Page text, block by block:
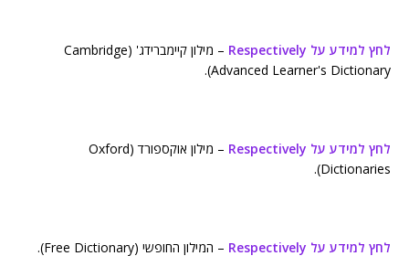
לחץ למידע על Respectively
– מילון קיימברידג' (Cambridge
Advanced Learner's Dictionary).
לחץ למידע על Respectively
– מילון אוקספורד (Oxford
Dictionaries).
לחץ למידע על Respectively – המילון החופשי (Free Dictionary).